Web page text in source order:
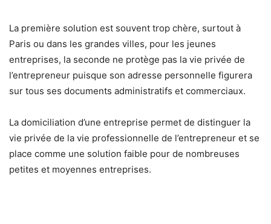
La première solution est souvent trop chère, surtout à
Paris ou dans les grandes villes, pour les jeunes
entreprises, la seconde ne protège pas la vie privée de
l’entrepreneur puisque son adresse personnelle figurera
sur tous ses documents administratifs et commerciaux.
La domiciliation d’une entreprise permet de distinguer la
vie privée de la vie professionnelle de l’entrepreneur et se
place comme une solution faible pour de nombreuses
petites et moyennes entreprises.